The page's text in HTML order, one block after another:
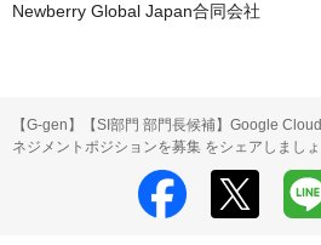
Newberry Global Japan合同会社
【G-gen】【SI部門 部門長候補】Google
ネジメントポジションを募集 をシェアしましょ